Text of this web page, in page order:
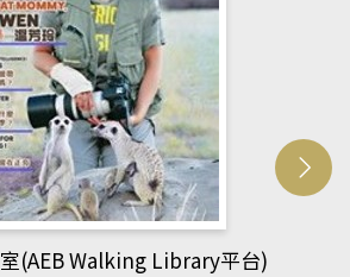
網管人(kono平台)